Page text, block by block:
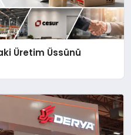
Üretim Üssünü